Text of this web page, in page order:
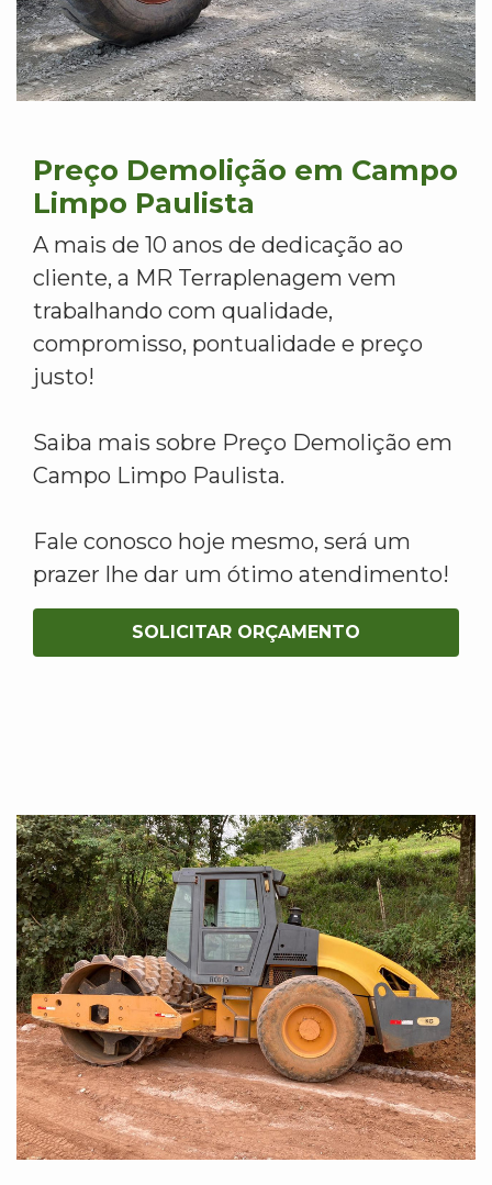
Preço Demolição em Campo
Limpo Paulista
A mais de 10 anos de dedicação ao
cliente, a MR Terraplenagem vem
trabalhando com qualidade,
compromisso, pontualidade e preço
justo!
Saiba mais sobre Preço Demolição em
Campo Limpo Paulista.
Fale conosco hoje mesmo, será um
prazer lhe dar um ótimo atendimento!
SOLICITAR ORÇAMENTO